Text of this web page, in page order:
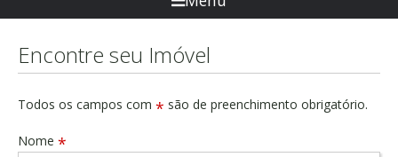
Encontre seu Imóvel
Todos os campos com * são de preenchimento obrigatório.
Nome *